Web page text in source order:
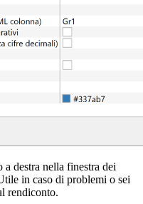
a destra nella finestra dei
in caso di problemi o sei
rendiconto.